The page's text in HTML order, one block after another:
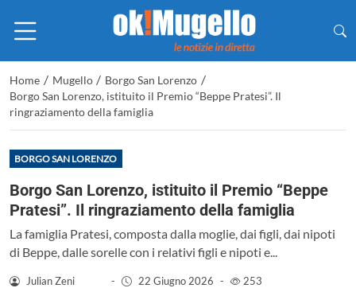
Home / Mugello / Borgo San Lorenzo /
Borgo San Lorenzo, istituito il Premio “Beppe Pratesi”. Il
ringraziamento della famiglia
BORGO SAN LORENZO
Borgo San Lorenzo, istituito il Premio “Beppe
Pratesi”. Il ringraziamento della famiglia
La famiglia Pratesi, composta dalla moglie, dai figli, dai nipoti
di Beppe, dalle sorelle con i relativi figli e nipoti e...
Julian Zeni - 22 Giugno 2026 - 253